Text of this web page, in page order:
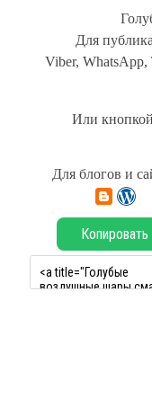
Для
Viber, WhatsApp,
Или
Для блогов и
Копировать